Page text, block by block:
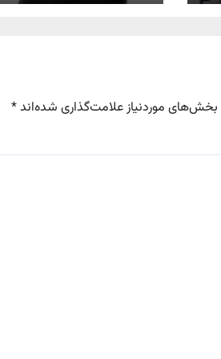
بخش‌های موردنیاز علامت‌گذاری شده‌اند*